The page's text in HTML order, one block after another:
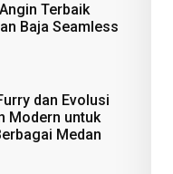
Terbaik
Baja Seamless
dan Evolusi
Modern untuk
Medan